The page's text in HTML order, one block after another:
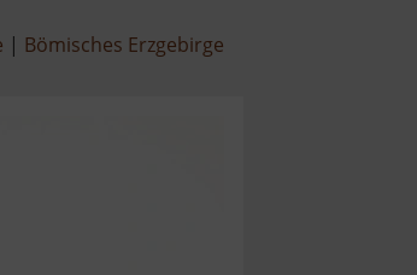
Bömisches Erzgebirge